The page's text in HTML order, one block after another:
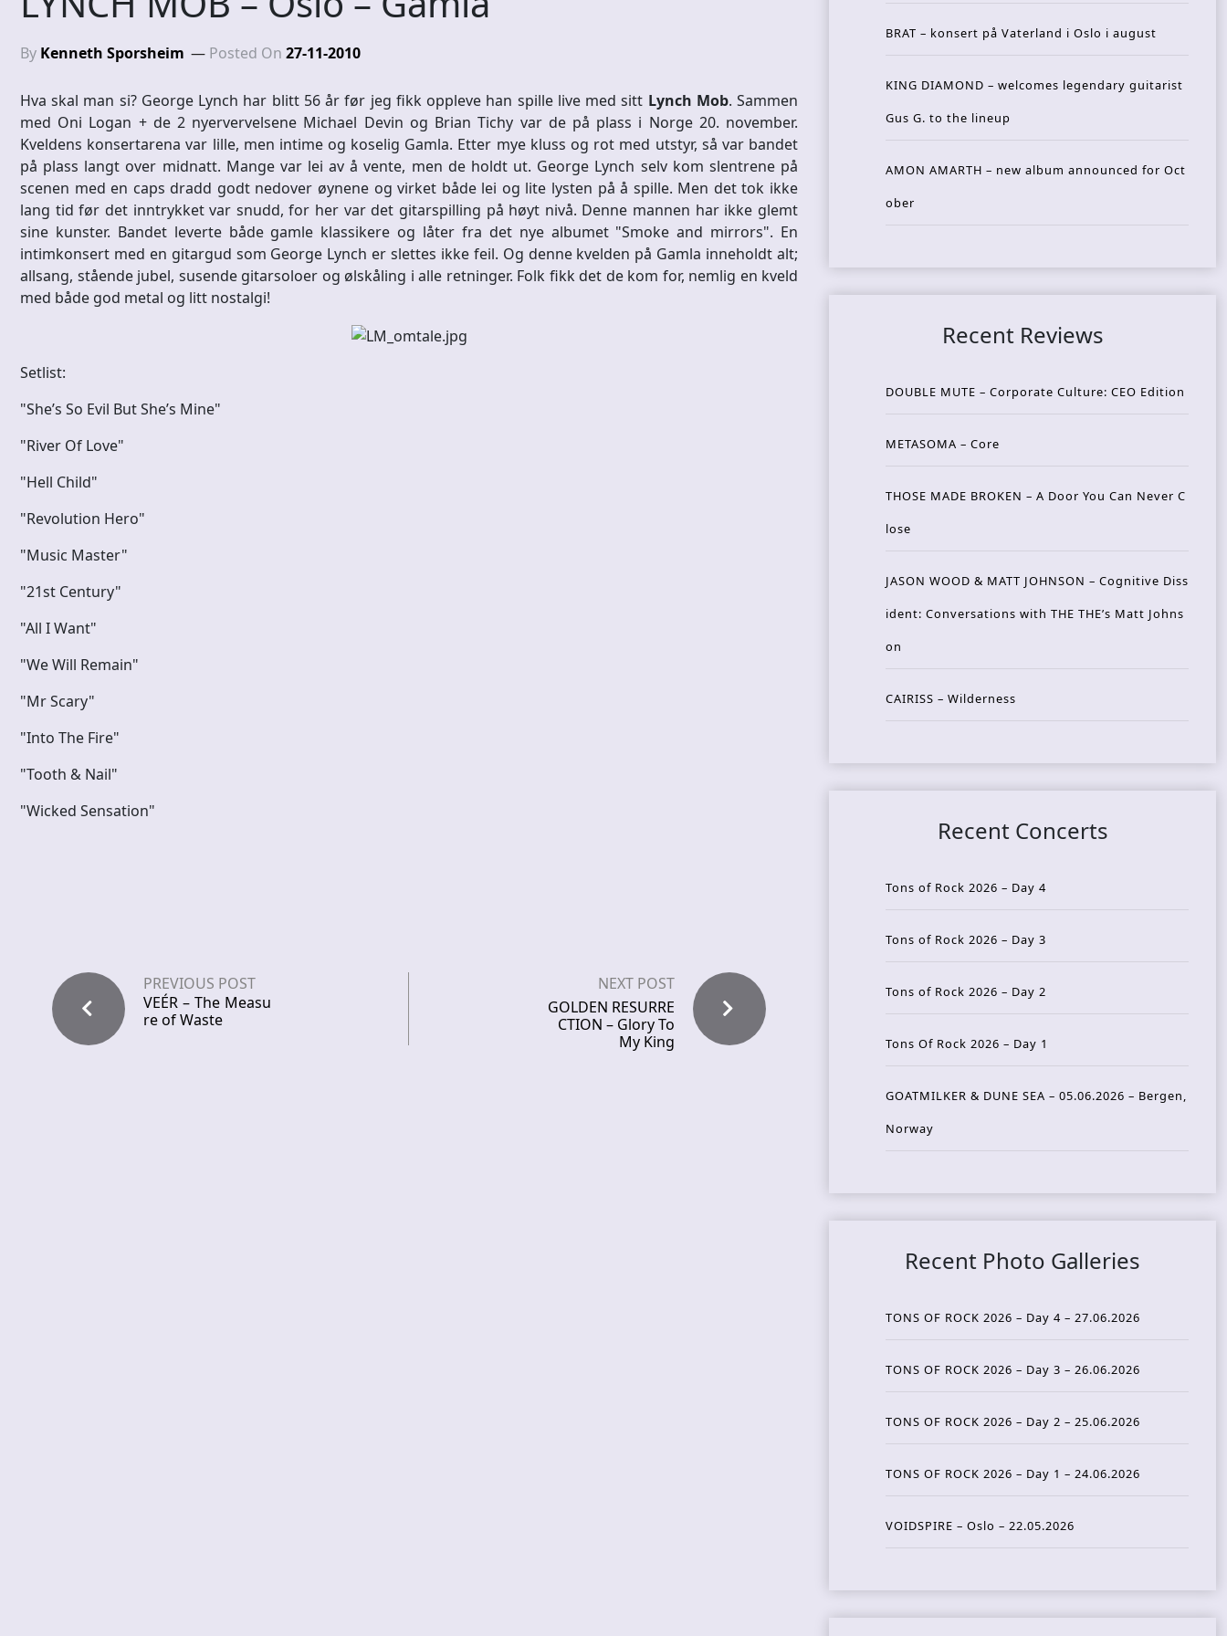
By Kenneth Sporsheim Posted On 27-11-2010
Hva skal man si? George Lynch har blitt 56 år før jeg fikk oppleve han spille live med sitt Lynch Mob. Sammen
med Oni Logan + de 2 nyervervelsene Michael Devin og Brian Tichy var de på plass i Norge 20. november.
Kveldens konsertarena var lille, men intime og koselig Gamla. Etter mye kluss og rot med utstyr, så var bandet
på plass langt over midnatt. Mange var lei av å vente, men de holdt ut. George Lynch selv kom slentrene på
scenen med en caps dradd godt nedover øynene og virket både lei og lite lysten på å spille. Men det tok ikke
lang tid før det inntrykket var snudd, for her var det gitarspilling på høyt nivå. Denne mannen har ikke glemt
sine kunster. Bandet leverte både gamle klassikere og låter fra det nye albumet "Smoke and mirrors". En
intimkonsert med en gitargud som George Lynch er slettes ikke feil. Og denne kvelden på Gamla inneholdt alt;
allsang, stående jubel, susende gitarsoloer og ølskåling i alle retninger. Folk fikk det de kom for, nemlig en kveld
med både god metal og litt nostalgi!
Setlist:
"She’s So Evil But She’s Mine"
"River Of Love"
"Hell Child"
"Revolution Hero"
"Music Master"
"21st Century"
"All I Want"
"We Will Remain"
"Mr Scary"
"Into The Fire"
"Tooth & Nail"
"Wicked Sensation"
PREVIOUS POST
VEÉR – The Measu
re of Waste
NEXT POST
GOLDEN RESURRE
CTION – Glory To
My King
BRAT – konsert på Vaterland i Oslo i august
KING DIAMOND – welcomes legendary guitarist
Gus G. to the lineup
AMON AMARTH – new album announced for Oct
ober
Recent Reviews
DOUBLE MUTE – Corporate Culture: CEO Edition
METASOMA – Core
THOSE MADE BROKEN – A Door You Can Never C
lose
JASON WOOD & MATT JOHNSON – Cognitive Diss
ident: Conversations with THE THE’s Matt Johns
on
CAIRISS – Wilderness
Recent Concerts
Tons of Rock 2026 – Day 4
Tons of Rock 2026 – Day 3
Tons of Rock 2026 – Day 2
Tons Of Rock 2026 – Day 1
GOATMILKER & DUNE SEA – 05.06.2026 – Bergen,
Norway
Recent Photo Galleries
TONS OF ROCK 2026 – Day 4 – 27.06.2026
TONS OF ROCK 2026 – Day 3 – 26.06.2026
TONS OF ROCK 2026 – Day 2 – 25.06.2026
TONS OF ROCK 2026 – Day 1 – 24.06.2026
VOIDSPIRE – Oslo – 22.05.2026